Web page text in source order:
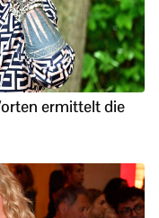
ermittelt die